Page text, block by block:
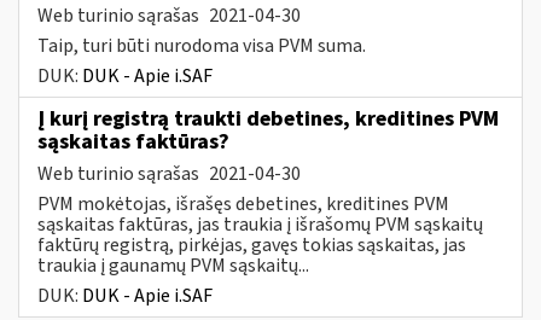
Web turinio sąrašas 2021-04-30
Taip, turi būti nurodoma visa PVM suma.
DUK: DUK - Apie i.SAF
Į kurį registrą traukti debetines, kreditines PVM
sąskaitas faktūras?
Web turinio sąrašas 2021-04-30
PVM mokėtojas, išrašęs debetines, kreditines PVM
sąskaitas faktūras, jas traukia į išrašomų PVM sąskaitų
faktūrų registrą, pirkėjas, gavęs tokias sąskaitas, jas
traukia į gaunamų PVM sąskaitų...
DUK: DUK - Apie i.SAF